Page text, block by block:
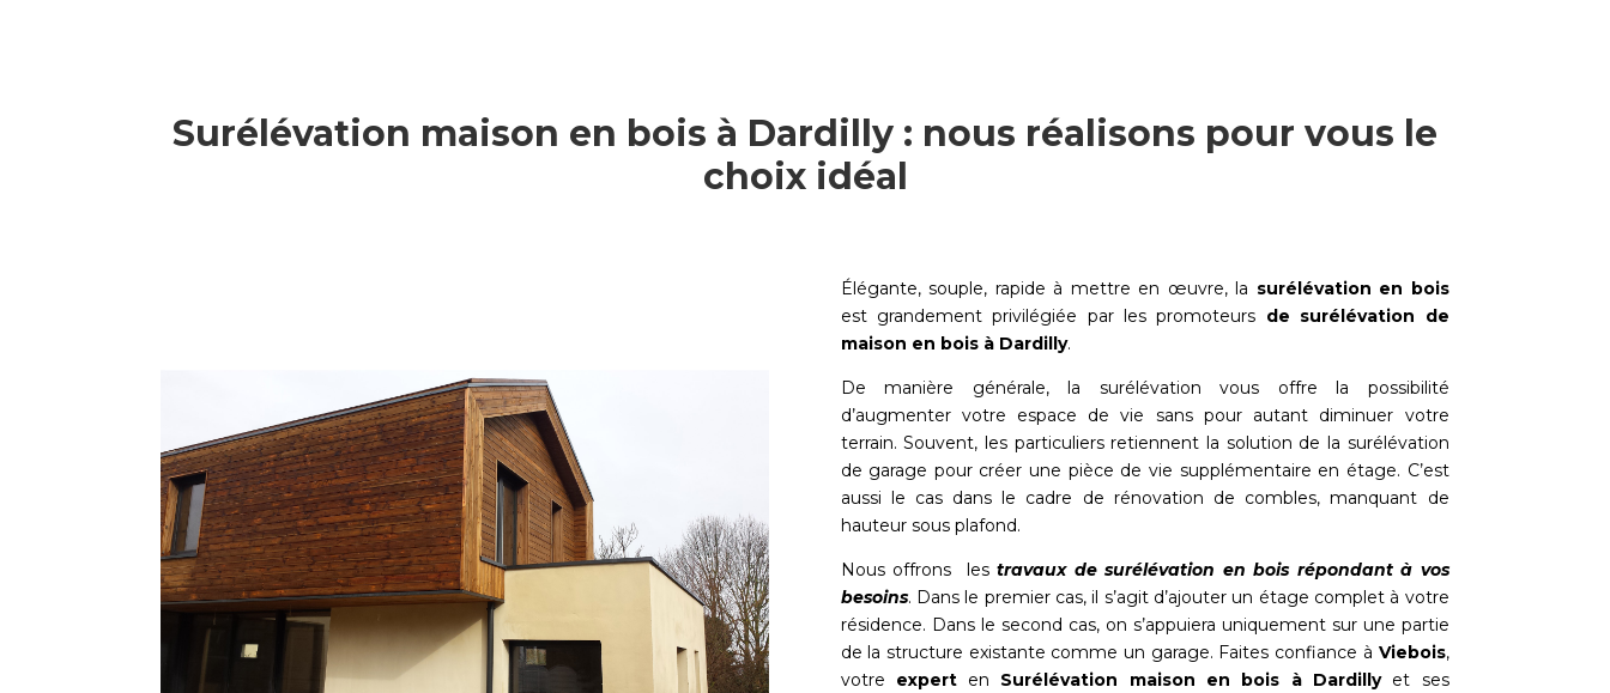
Surélévation maison en bois à Dardilly : nous réalisons pour vous le
choix idéal
Élégante, souple, rapide à mettre en œuvre, la surélévation en bois
est grandement privilégiée par les promoteurs de surélévation de
maison en bois à Dardilly.
De manière générale, la surélévation vous offre la possibilité
d’augmenter votre espace de vie sans pour autant diminuer votre
terrain. Souvent, les particuliers retiennent la solution de la surélévation
de garage pour créer une pièce de vie supplémentaire en étage. C’est
aussi le cas dans le cadre de rénovation de combles, manquant de
hauteur sous plafond.
Nous offrons lestravaux de surélévation en bois répondant à vos
besoins. Dans le premier cas, il s’agit d’ajouter un étage complet à votre
résidence. Dans le second cas, on s’appuiera uniquement sur une partie
de la structure existante comme un garage. Faites confiance à Viebois,
votre experten Surélévation maison en bois à Dardillyet ses